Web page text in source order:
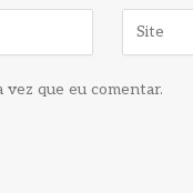
vez que eu comentar.